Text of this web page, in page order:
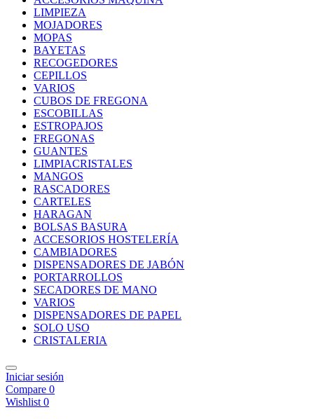
LIMPIEZA
MOJADORES
MOPAS
BAYETAS
RECOGEDORES
CEPILLOS
VARIOS
CUBOS DE FREGONA
ESCOBILLAS
ESTROPAJOS
FREGONAS
GUANTES
LIMPIACRISTALES
MANGOS
RASCADORES
CARTELES
HARAGAN
BOLSAS BASURA
ACCESORIOS HOSTELERÍA
CAMBIADORES
DISPENSADORES DE JABÓN
PORTARROLLOS
SECADORES DE MANO
VARIOS
DISPENSADORES DE PAPEL
SOLO USO
CRISTALERIA
Iniciar sesión
Compare 0
Wishlist 0